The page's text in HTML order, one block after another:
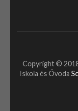
Copyright ©
Iskola és Óvoda